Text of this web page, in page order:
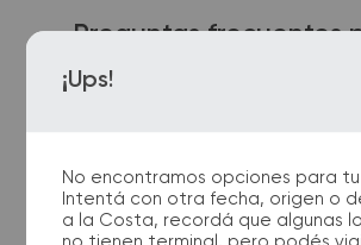
¡Ups!
No encontramos opciones para tu
Intentá con otra fecha, origen o
a la Costa, recordá que algunas
Preguntas frecuentes
viaje desde Porto
Posadas
¿Dónde quedan las